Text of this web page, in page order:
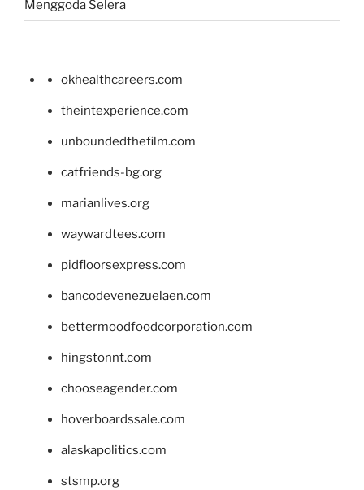
Menggoda Selera
okhealthcareers.com
theintexperience.com
unboundedthefilm.com
catfriends-bg.org
marianlives.org
waywardtees.com
pidfloorsexpress.com
bancodevenezuelaen.com
bettermoodfoodcorporation.com
hingstonnt.com
chooseagender.com
hoverboardssale.com
alaskapolitics.com
stsmp.org